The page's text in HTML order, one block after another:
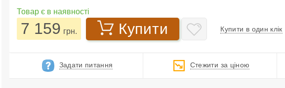
Товар є в наявності
7 159 грн. Купити Купити в один клік
Задати питання Стежити за ціною